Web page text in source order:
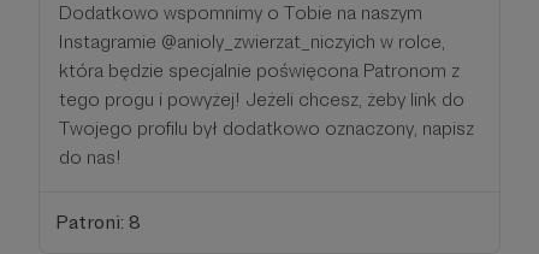
Dodatkowo wspomnimy o Tobie na naszym
Instagramie @anioly_zwierzat_niczyich w rolce,
która będzie specjalnie poświęcona Patronom z
tego progu i powyżej! Jeżeli chcesz, żeby link do
Twojego profilu był dodatkowo oznaczony, napisz
do nas!
Patroni: 8